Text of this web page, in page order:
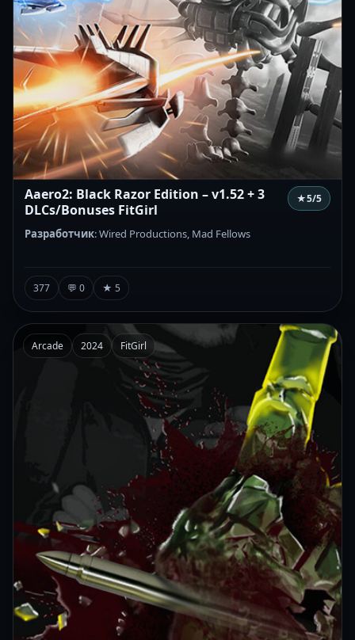
Aaero2: Black Razor Edition – v1.52 + 3
DLCs/Bonuses FitGirl
★5/5
Разработчик: Wired Productions, Mad Fellows
377 💬 0 ★ 5
Arcade 2024 FitGirl